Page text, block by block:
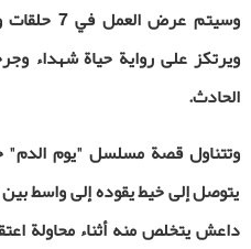
وسيتم
ويرتكز على رواية حياة شهداء
الحادث.
وتتناول قصة مسلسل "يوم الدم"
يتوصل إلى خيط يقوده إلى واسط
داعش يتخلص منه أثناء محاولة